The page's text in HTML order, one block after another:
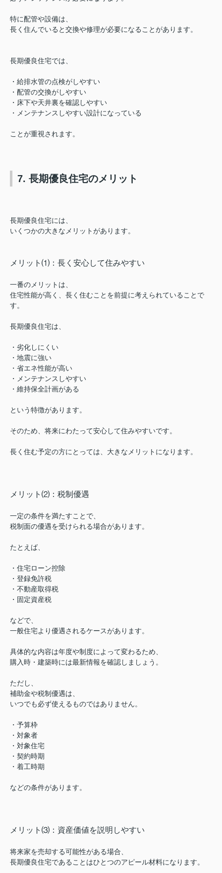
特に配管や設備は、
長く住んでいると交換や修理が必要になることがあります。
長期優良住宅では、
・給排水管の点検がしやすい
・配管の交換がしやすい
・床下や天井裏を確認しやすい
・メンテナンスしやすい設計になっている
ことが重視されます。
7. 長期優良住宅のメリット
長期優良住宅には、
いくつかの大きなメリットがあります。
メリット⑴：長く安心して住みやすい
一番のメリットは、
住宅性能が高く、長く住むことを前提に考えられていることで
す。
長期優良住宅は、
・劣化しにくい
・地震に強い
・省エネ性能が高い
・メンテナンスしやすい
・維持保全計画がある
という特徴があります。
そのため、将来にわたって安心して住みやすいです。
長く住む予定の方にとっては、 大きなメリットになります。
メリット⑵：税制優遇
一定の条件を満たすことで、
税制面の優遇を受けられる場合があります。
たとえば、
・住宅ローン控除
・登録免許税
・不動産取得税
・固定資産税
などで、
一般住宅より優遇されるケースがあります。
具体的な内容は年度や制度によって変わるため、
購入時・建築時には最新情報を確認しましょう。
ただし、
補助金や税制優遇は、
いつでも必ず使えるものではありません。
・予算枠
・対象者
・対象住宅
・契約時期
・着工時期
などの条件があります。
メリット⑶：資産価値を説明しやすい
将来家を売却する可能性がある場合、
長期優良住宅であることはひとつのアピール材料になります。